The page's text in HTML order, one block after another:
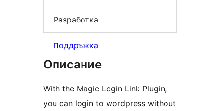
Разработка
Поддръжка
Описание
With the Magic Login Link Plugin,
you can login to wordpress without